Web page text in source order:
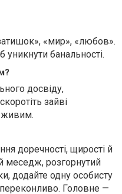
«мир», «любов».
банальності.
досвіду,
зайві
живим.
доречності, щирості й
меседж, розгорнутий
додайте одну особисту
Головне —